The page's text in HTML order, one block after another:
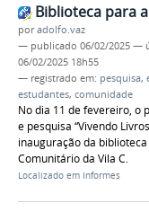
Biblioteca para
poradolfo.vaz
— publicado 06/02/2025 —
06/02/2025 18h55
— registrado em: pesquisa,
estudantes, comunidade
No dia 11 de fevereiro, o
e pesquisa “Vivendo
inauguração da
Comunitário da Vila C.
Localizado em Informes